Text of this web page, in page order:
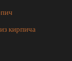
кирпича